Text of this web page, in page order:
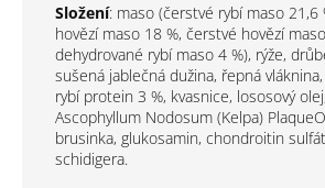
Složení: maso (čerstvé rybí maso 21,6
hovězí maso 18 %, čerstvé hovězí
dehydrované rybí maso 4 %), rýže,
sušená jablečná dužina, řepná
rybí protein 3 %, kvasnice, lososový
Ascophyllum Nodosum (Kelpa)
brusinka, glukosamin, chondroitin
schidigera.